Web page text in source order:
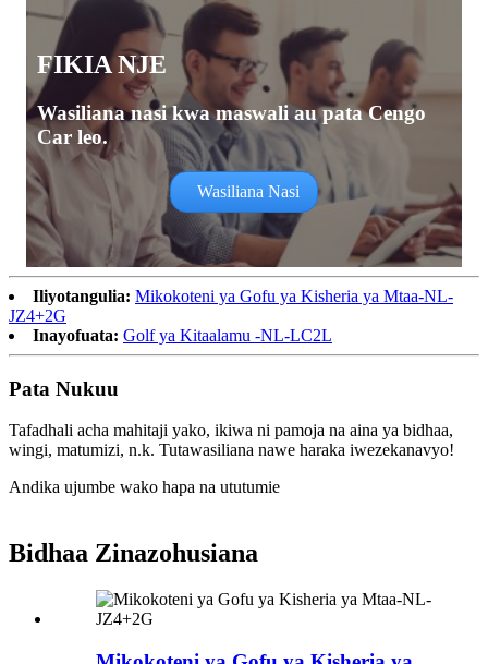
FIKIA NJE
Wasiliana nasi kwa maswali au pata Cengo
Car leo.
Wasiliana Nasi
Iliyotangulia: Mikokoteni ya Gofu ya Kisheria ya Mtaa-NL-
JZ4+2G
Inayofuata: Golf ya Kitaalamu -NL-LC2L
Pata Nukuu
Tafadhali acha mahitaji yako, ikiwa ni pamoja na aina ya bidhaa,
wingi, matumizi, n.k. Tutawasiliana nawe haraka iwezekanavyo!
Andika ujumbe wako hapa na ututumie
Bidhaa Zinazohusiana